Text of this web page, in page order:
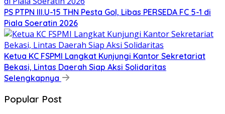
PS PTPN III.U-15 THN Pesta Gol, Libas PERSEDA FC 5-1 di
Piala Soeratin 2026
Ketua KC FSPMI Langkat Kunjungi Kantor Sekretariat
Bekasi, Lintas Daerah Siap Aksi Solidaritas
Selengkapnya
Popular Post